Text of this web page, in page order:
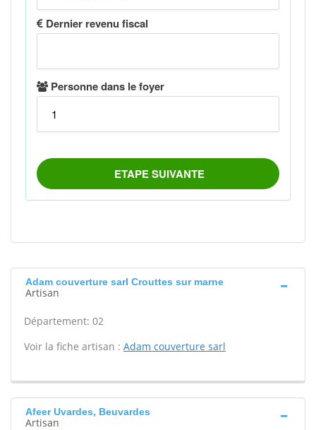
Adam couverture sarl Crouttes sur marne
Artisan
Département: 02
Voir la fiche artisan : Adam couverture sarl
Afeer Uvardes, Beuvardes
Artisan